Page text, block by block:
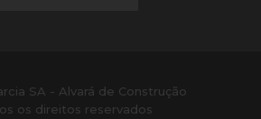
SA - Alvará de Construção
os direitos reservados